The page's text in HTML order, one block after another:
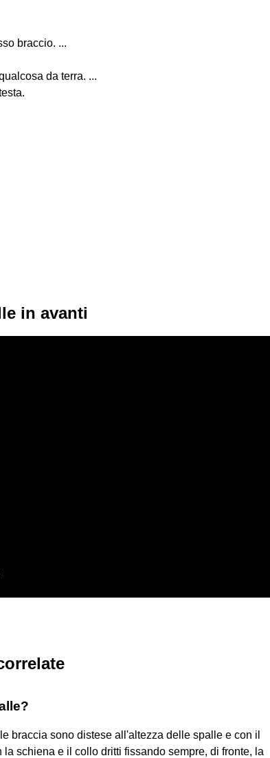
braccio. ...
da terra. ...
in avanti
braccia sono distese all'altezza delle spalle e con il
schiena e il collo dritti fissando sempre, di fronte, la